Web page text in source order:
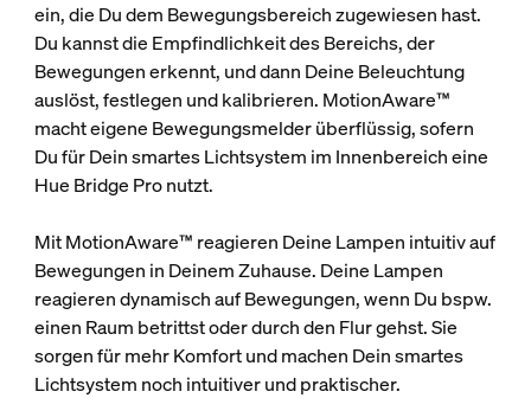
ein, die Du dem Bewegungsbereich zugewiesen hast.
Du kannst die Empfindlichkeit des Bereichs, der
Bewegungen erkennt, und dann Deine Beleuchtung
auslöst, festlegen und kalibrieren. MotionAware™
macht eigene Bewegungsmelder überflüssig, sofern
Du für Dein smartes Lichtsystem im Innenbereich eine
Hue Bridge Pro nutzt.
Mit MotionAware™ reagieren Deine Lampen intuitiv auf
Bewegungen in Deinem Zuhause. Deine Lampen
reagieren dynamisch auf Bewegungen, wenn Du bspw.
einen Raum betrittst oder durch den Flur gehst. Sie
sorgen für mehr Komfort und machen Dein smartes
Lichtsystem noch intuitiver und praktischer.